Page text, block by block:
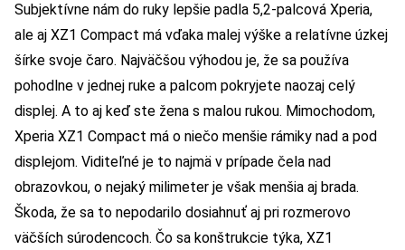
Subjektívne nám do ruky lepšie padla 5,2-palcová Xperia,
ale aj XZ1 Compact má vďaka malej výške a relatívne úzkej
šírke svoje čaro. Najväčšou výhodou je, že sa používa
pohodlne v jednej ruke a palcom pokryjete naozaj celý
displej. A to aj keď ste žena s malou rukou. Mimochodom,
Xperia XZ1 Compact má o niečo menšie rámiky nad a pod
displejom. Viditeľné je to najmä v prípade čela nad
obrazovkou, o nejaký milimeter je však menšia aj brada.
Škoda, že sa to nepodarilo dosiahnuť aj pri rozmerovo
väčších súrodencoch. Čo sa konštrukcie týka, XZ1